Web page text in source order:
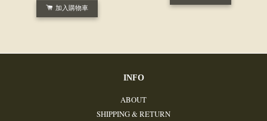
加入購物車
INFO
ABOUT
SHIPPING & RETURN